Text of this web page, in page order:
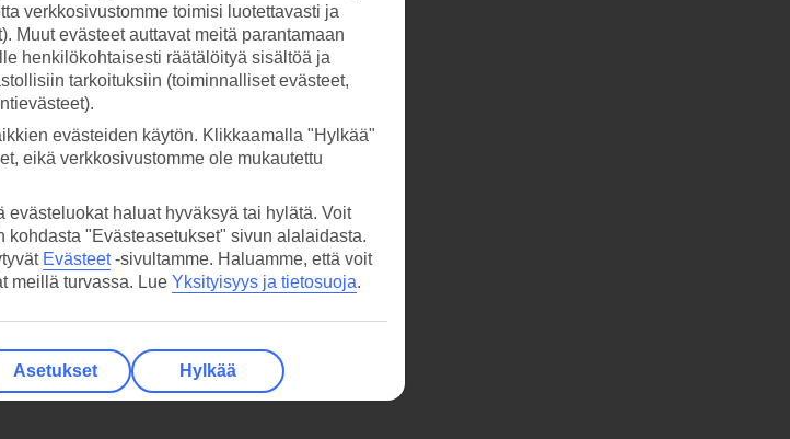
verkkosivustomme toimisi luotettavasti ja
Muut evästeet auttavat meitä parantamaan
henkilökohtaisesti räätälöityä sisältöä ja
tarkoituksiin (toiminnalliset evästeet,
evästeiden käytön. Klikkaamalla "Hylkää"
eikä verkkosivustomme ole mukautettu
evästeluokat haluat hyväksyä tai hylätä. Voit
kohdasta "Evästeasetukset" sivun alalaidasta.
Evästeet-sivultamme. Haluamme, että voit
meillä turvassa. Lue Yksityisyys ja tietosuoja.
Asetukset Hylkää